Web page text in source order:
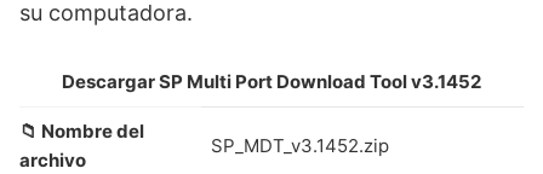
su computadora.
Descargar SP Multi Port Download Tool v3.1452
📁 Nombre del
archivo
SP_MDT_v3.1452.zip